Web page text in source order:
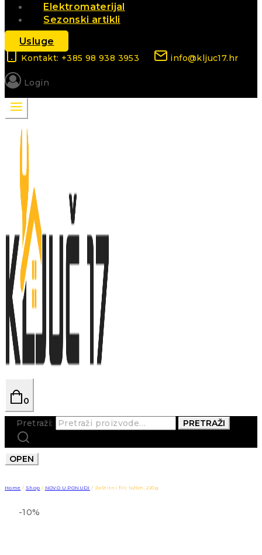
Elektromaterijal
Sezonski artikli
Usluge
Kontakt: +385 98 938 3953 info@kljuc17.hr
Login
0
Pretraži: PRETRAŽI
OPEN
Home / Shop / NOVO U PONUDI / Zaštitni filc 1x25m, 220g
-10%